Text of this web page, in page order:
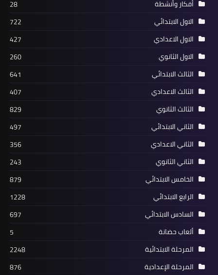
أفكار وأنشطة
28
الاول الابتدائي
722
الاول الاعدادي
427
الاول الثانوي
260
الثالث الابتدائي
641
الثالث الاعدادي
407
الثالث الثانوي
829
الثاني الابتدائي
497
الثاني الاعدادي
356
الثاني الثانوي
243
الخامس الابتدائي
879
الرابع الابتدائي
1228
السادس الابتدائي
697
ألعاب حضانة
5
المرحلة الابتدائية
2248
المرحلة الإعدادية
876